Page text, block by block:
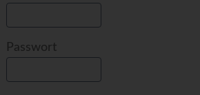
Passwort